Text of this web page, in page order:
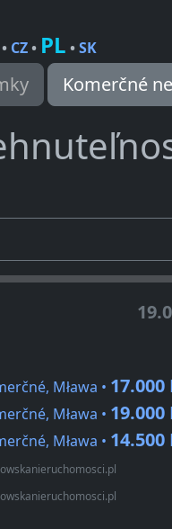
• CZ• PL •SK
Komerčné
Mława • 17.000
Mława • 19.000
Mława • 14.500